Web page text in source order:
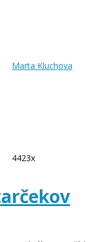
Marta Kluchova
4423x